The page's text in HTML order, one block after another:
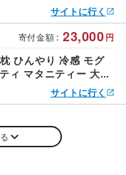
サイトに行く
寄付金額 : 23,000円
ひんやり 冷感 モグ
ィ マタニティー 大き
きい 長い プレゼント
もちもち 横向き
サイトに行く